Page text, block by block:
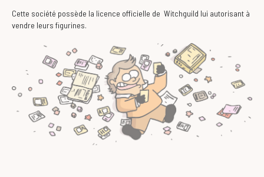
Cette société possède la licence officielle de Witchguild lui autorisant à
vendre leurs figurines.